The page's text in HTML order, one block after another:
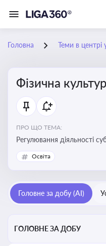
Головна Теми в центрі
Фізична
ПРО ЩО ТЕМА:
Регулювання діяльності
сфері фізичної культури
оздоровлення населення,
потенціалу, соціального
реалізації державної
Освіта
Головне за добу (AI)
ГОЛОВНЕ ЗА ДОБУ